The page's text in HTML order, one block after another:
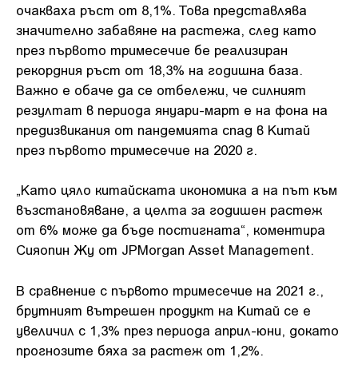
очакваха ръст от 8,1%. Това представлява
значително забавяне на растежа, след като
през първото тримесечие бе реализиран
рекордния ръст от 18,3% на годишна база.
Важно е обаче да се отбележи, че силният
резултат в периода януари-март е на фона на
предизвикания от пандемията спад в Китай
през първото тримесечие на 2020 г.
„Като цяло китайската икономика а на път към
възстановяване, а целта за годишен растеж
от 6% може да бъде постигната“, коментира
Сияопин Жу от JPMorgan Asset Management.
В сравнение с първото тримесечие на 2021 г.,
брутният вътрешен продукт на Китай се е
увеличил с 1,3% през периода април-юни, докато
прогнозите бяха за растеж от 1,2%.